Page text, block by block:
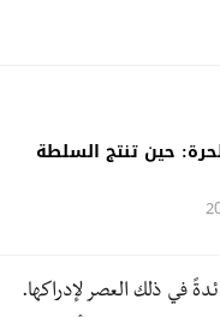
حين تنتج السلطة
في ذلك العصر لإدراكها.